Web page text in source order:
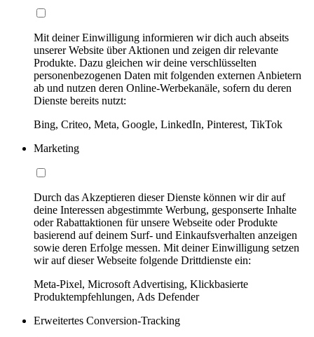
Mit deiner Einwilligung informieren wir dich auch abseits
unserer Website über Aktionen und zeigen dir relevante
Produkte. Dazu gleichen wir deine verschlüsselten
personenbezogenen Daten mit folgenden externen Anbietern
ab und nutzen deren Online-Werbekanäle, sofern du deren
Dienste bereits nutzt:
Bing, Criteo, Meta, Google, LinkedIn, Pinterest, TikTok
Marketing
Durch das Akzeptieren dieser Dienste können wir dir auf
deine Interessen abgestimmte Werbung, gesponserte Inhalte
oder Rabattaktionen für unsere Webseite oder Produkte
basierend auf deinem Surf- und Einkaufsverhalten anzeigen
sowie deren Erfolge messen. Mit deiner Einwilligung setzen
wir auf dieser Webseite folgende Drittdienste ein:
Meta-Pixel, Microsoft Advertising, Klickbasierte
Produktempfehlungen, Ads Defender
Erweitertes Conversion-Tracking